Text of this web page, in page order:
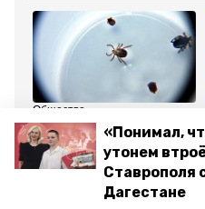
«Понимал,
утонем
Ставрополя
Дагестане
Общество
16 июня 2024, 08:57
Эксперты напомнили об
активности клещей как
минимум до августа